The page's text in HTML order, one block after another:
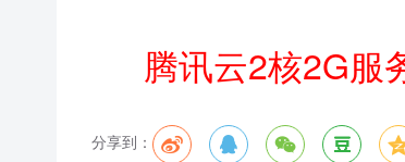
腾讯云2核2G服
分享到：    